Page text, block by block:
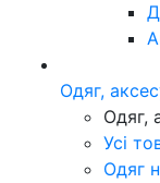
Одяг,
Одяг,
Усі
Одяг